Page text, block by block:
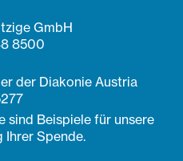
GmbH
8500
der Diakonie Austria
sind Beispiele für unsere
Ihrer Spende.